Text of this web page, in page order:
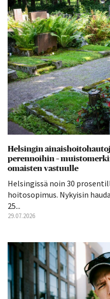
Helsingin
perennoihin –
omaisten vastuulle
Helsingissä noin 30
hoitosopimus. Nykyisin
25...
29.07.2026